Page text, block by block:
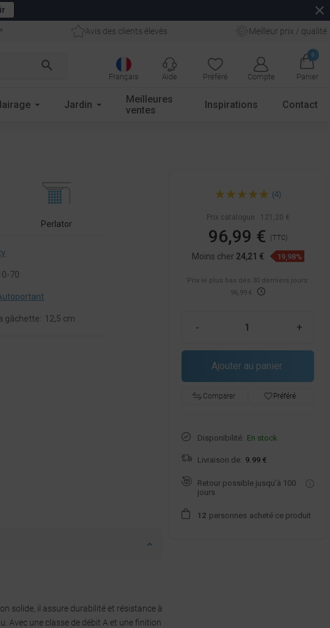
close
Avis des clients élevés Meilleur prix / qualité
Français
search
Préféré Compte
0
Panier
Aide
Jardin
Meilleures
ventes
Inspirations Contact
Perlator
70
gâchette: 12,5 cm
solide, il assure durabilité et résistance à
Avec une classe de débit A et une finition
Mexen Trinity robinet de
lavabo haut, noir - 72610-70
(4)
Prix catalogue : 121,20 €
96,99 € (TTC)
Moins cher 24,21 € 19,98%
Prix ​​le plus bas des 30 derniers jours:
96,99 €
- +
Ajouter au panier
Comparer favorite_border Préféré
Disponibilité: En stock
Livraison de: 9.99 €
Retour possible jusqu’à 100
jours
1 2 personnes acheté ce produit.